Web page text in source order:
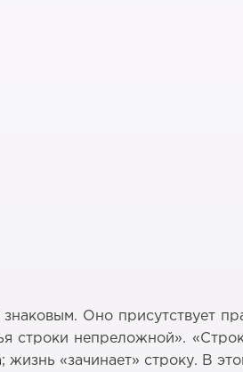
Оно присутствует
строки непреложной».
«зачинает» строку. В